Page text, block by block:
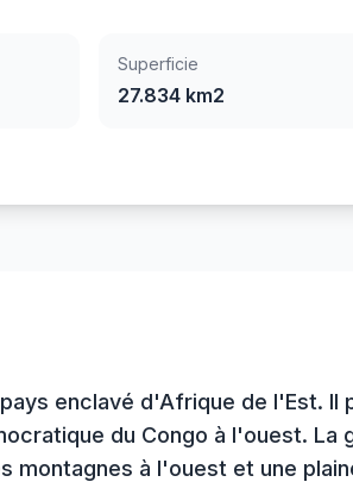
Superficie
27.834 km2
enclavé d'Afrique de l'Est.
du Congo à l'ouest. La
montagnes à l'ouest et une